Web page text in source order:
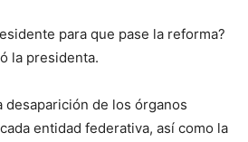
para que pase la reforma?
la presidenta.
desaparición de los órganos
entidad federativa, así como la